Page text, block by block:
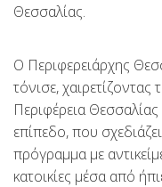
Θεσσαλίας.
Ο Περιφερειάρχης
τόνισε, χαιρετίζοντας
Περιφέρεια
επίπεδο, που
πρόγραμμα με
κατοικίες μέσα από